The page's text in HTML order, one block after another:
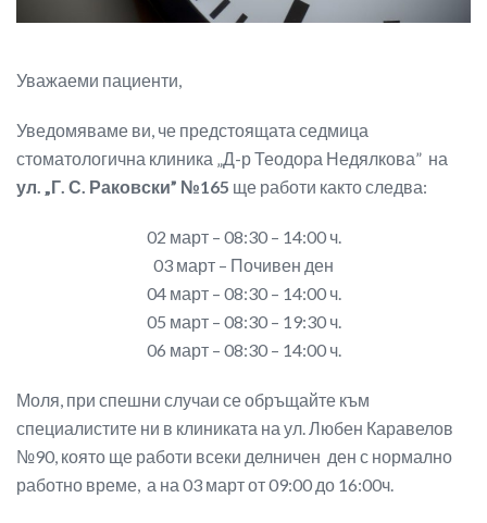
Уважаеми пациенти,
Уведомяваме ви, че предстоящата седмица
стоматологична клиника „Д-р Теодора Недялкова” на
ул. „Г. С. Раковски” №165 ще работи както следва:
02 март – 08:30 – 14:00 ч.
03 март – Почивен ден
04 март – 08:30 – 14:00 ч.
05 март – 08:30 – 19:30 ч.
06 март – 08:30 – 14:00 ч.
Моля, при спешни случаи се обръщайте към
специалистите ни в клиниката на ул. Любен Каравелов
№90, която ще работи всеки делничен ден с нормално
работно време, а на 03 март от 09:00 до 16:00ч.